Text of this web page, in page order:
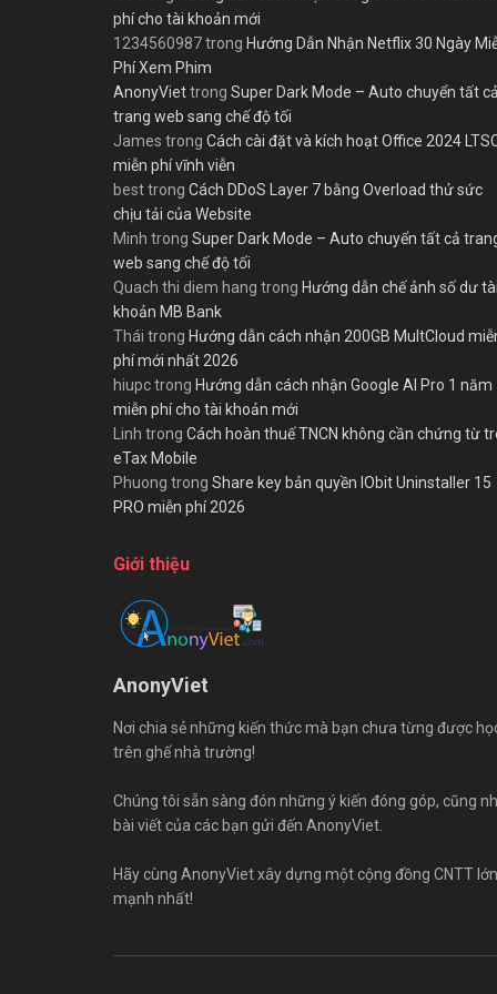
phí cho tài khoản mới
1234560987trong Hướng Dẫn Nhận Netflix 30 Ngày
Phí Xem Phim
AnonyViettrong Super Dark Mode – Auto chuyển tất cả
trang web sang chế độ tối
James trong Cách cài đặt và kích hoạt Office 2024
miễn phí vĩnh viễn
besttrong Cách DDoS Layer 7 bằng Overload thử sức
chịu tải của Website
Minh trong Super Dark Mode – Auto chuyển tất cả
web sang chế độ tối
Quach thi diem hang trong Hướng dẫn chế ảnh số dư tài
khoản MB Bank
Thái trong Hướng dẫn cách nhận 200GB MultCloud
phí mới nhất 2026
hiupctrong Hướng dẫn cách nhận Google AI Pro 1 năm
miễn phí cho tài khoản mới
Linh trong Cách hoàn thuế TNCN không cần chứng từ
eTax Mobile
Phuong trong Share key bản quyền IObit Uninstaller 15
PRO miễn phí 2026
Giới thiệu
AnonyViet
Nơi chia sẻ những kiến thức mà bạn chưa từng được
trên ghế nhà trường!
Chúng tôi sẵn sàng đón những ý kiến đóng góp, cũng
bài viết của các bạn gửi đến AnonyViet.
Hãy cùng AnonyViet xây dựng một cộng đồng CNTT lớn
mạnh nhất!